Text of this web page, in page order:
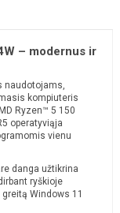
– modernus ir
naudotojams,
kompiuteris
Ryzen™ 5 150
operatyviąja
vienu
danga užtikrina
ryškioje
greitą Windows 11